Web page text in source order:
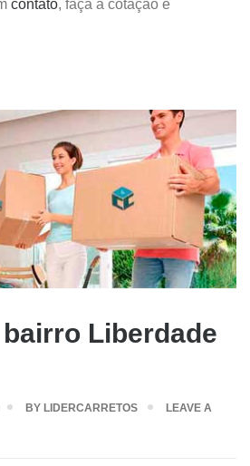
contato, faça a cotação e
Liberdade
BY LIDERCARRETOS
LEAVE A